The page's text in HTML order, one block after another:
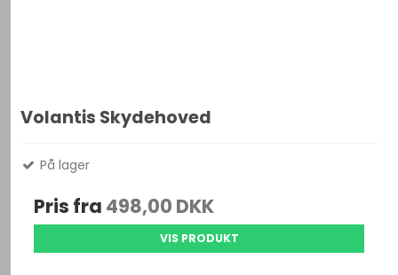
Volantis Skydehoved
På lager
Pris fra 498,00 DKK
VIS PRODUKT